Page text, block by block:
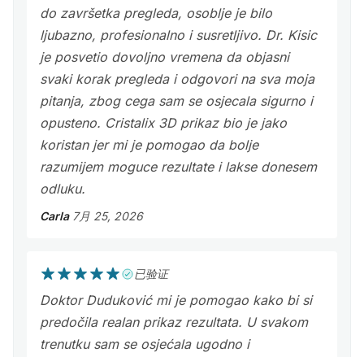
do završetka pregleda, osoblje je bilo
ljubazno, profesionalno i susretljivo. Dr. Kisic
je posvetio dovoljno vremena da objasni
svaki korak pregleda i odgovori na sva moja
pitanja, zbog cega sam se osjecala sigurno i
opusteno. Cristalix 3D prikaz bio je jako
koristan jer mi je pomogao da bolje
razumijem moguce rezultate i lakse donesem
odluku.
Carla 7月 25, 2026
已验证
Doktor Duduković mi je pomogao kako bi si
predočila realan prikaz rezultata. U svakom
trenutku sam se osjećala ugodno i